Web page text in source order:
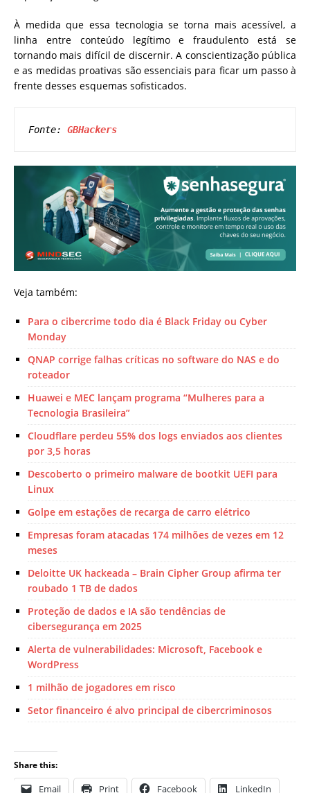
À medida que essa tecnologia se torna mais acessível, a
linha entre conteúdo legítimo e fraudulento está se
tornando mais difícil de discernir. A conscientização pública
e as medidas proativas são essenciais para ficar um passo à
frente desses esquemas sofisticados.
Fonte: GBHackers
Veja também:
Para o cibercrime todo dia é Black Friday ou Cyber
Monday
QNAP corrige falhas críticas no software do NAS e do
roteador
Huawei e MEC lançam programa “Mulheres para a
Tecnologia Brasileira”
Cloudflare perdeu 55% dos logs enviados aos clientes
por 3,5 horas
Descoberto o primeiro malware de bootkit UEFI para
Linux
Golpe em estações de recarga de carro elétrico
Empresas foram atacadas 174 milhões de vezes em 12
meses
Deloitte UK hackeada – Brain Cipher Group afirma ter
roubado 1 TB de dados
Proteção de dados e IA são tendências de
cibersegurança em 2025
Alerta de vulnerabilidades: Microsoft, Facebook e
WordPress
1 milhão de jogadores em risco
Setor financeiro é alvo principal de cibercriminosos
Share this:
Email Print Facebook LinkedIn